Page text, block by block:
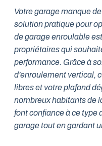
Votre garage manque
solution pratique pour
de garage enroulable
propriétaires qui
performance. Grâce à
d’enroulement vertical,
libres et votre plafond
nombreux habitants de
font confiance à ce type
garage tout en gardant